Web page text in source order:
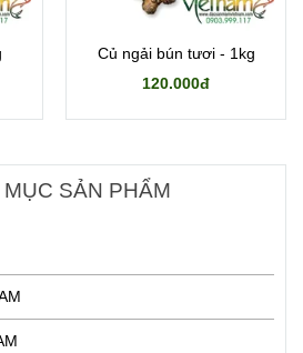
Củ ngải bún tươi - 1kg
120.000đ
SẢN PHẨM